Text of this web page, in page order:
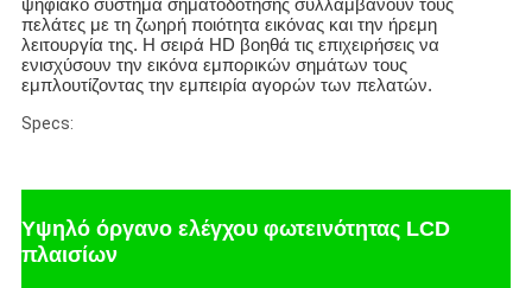
ψηφιακό σύστημα σηματοδότησης συλλαμβάνουν τους
πελάτες με τη ζωηρή ποιότητα εικόνας και την ήρεμη
λειτουργία της. Η σειρά HD βοηθά τις επιχειρήσεις να
ενισχύσουν την εικόνα εμπορικών σημάτων τους
εμπλουτίζοντας την εμπειρία αγορών των πελατών.
Specs:
Υψηλό όργανο ελέγχου φωτεινότητας LCD
πλαισίων